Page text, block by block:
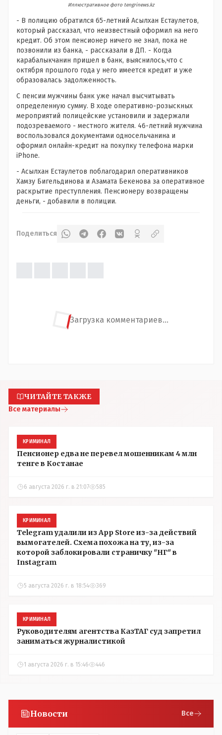
Иллюстративное фото tengrinews.kz
- В полицию обратился 65-летний Асылхан Естаулетов,
который рассказал, что неизвестный оформил на него
кредит. Об этом пенсионер ничего не знал, пока не
позвонили из банка, - рассказали в ДП. - Когда
карабалыкчанин пришел в банк, выяснилось,что с
октября прошлого года у него имеется кредит и уже
образовалась задолженность.
С пенсии мужчины банк уже начал высчитывать
определенную сумму. В ходе оперативно-розыскных
мероприятий полицейские установили и задержали
подозреваемого - местного жителя. 46-летний мужчина
воспользовался документами односельчанина и
оформил онлайн-кредит на покупку телефона марки
iPhone.
- Асылхан Естаулетов поблагодарил оперативников
Хамзу Бигельдинова и Азамата Бекенова за оперативное
раскрытие преступления. Пенсионеру возвращены
деньги, - добавили в полиции.
Поделиться
Загрузка комментариев...
ЧИТАЙТЕ ТАКЖЕ
Все материалы
КРИМИНАЛ
Пенсионер едва не перевел мошенникам 4 млн
тенге в Костанае
6 августа 2026 г. в 21:07 585
КРИМИНАЛ
Telegram удалили из App Store из-за действий
вымогателей. Схема похожа на ту, из-за
которой заблокировали страничку "НГ" в
Instagram
5 августа 2026 г. в 18:54 369
КРИМИНАЛ
Руководителям агентства КазТАГ суд запретил
заниматься журналистикой
1 августа 2026 г. в 15:46 446
Новости Все